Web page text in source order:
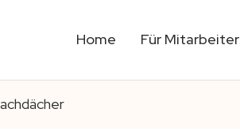
Home Für Mitarbeiter